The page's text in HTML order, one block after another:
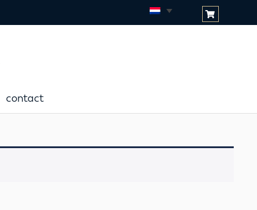
contact